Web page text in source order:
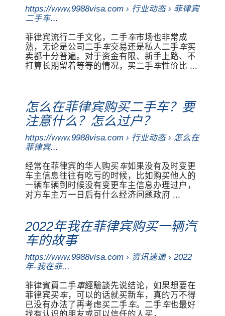
https://www.9988visa.com › 行业动态 › 菲律宾
二手车...
菲律宾流行二手文化，二手车市场也非常成
熟，无论是公司二手车交易还是私人二手车买
卖都十分普遍。对于资金有限、新手上路、不
打算长期留着等等的情况，买二手车性价比 ...
怎么在菲律宾购买二手车？要
注意什么？怎么过户？
https://www.9988visa.com › 行业动态 › 怎么在
菲律宾...
经常在菲律宾的华人购买车如果没有及时变更
车主信息往往有吃亏的时候，比如购买他人的
一辆车辆到时候没有变更车主信息办理过户，
对方车主万一日后有什么经济问题政府 ...
2022年我在菲律宾购买一辆汽
车的故事
https://www.9988visa.com › 资讯速递 › 2022
年-我在菲...
菲律賓買二手車經驗談先说结论，如果想要在
菲律宾买车，可以的话就买新车，真的万不得
已没有办法了再考虑买二手车。二手车也最好
找有认识的朋友或可以信任的人买， ...